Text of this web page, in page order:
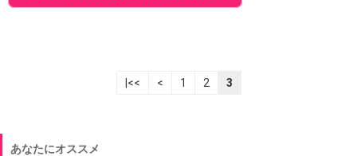
|<< < 1 2 3
あなたにオススメ